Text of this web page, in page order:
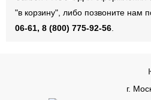
"в корзину", либо позвоните нам
06-61, 8 (800) 775-92-56
г.